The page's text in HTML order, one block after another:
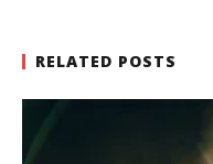
RELATED POSTS